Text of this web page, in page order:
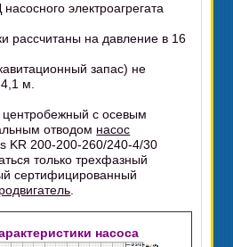
электроагрегата
рассчитаны на давление в 16
запас) не
м.
центробежный с осевым
отводом насос
KR 200-200-260/240-4/30
только трехфазный
сертифицированный
насоса